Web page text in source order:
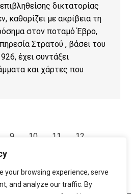
your browsing experience, serve
and analyze our traffic. By
δικτατορίας
καθορίζει με ακρίβεια τη
στον ποταμό Έβρο,
Στρατού , βάσει του
έχει συντάξει
και χάρτες που
9 10 11 12
16